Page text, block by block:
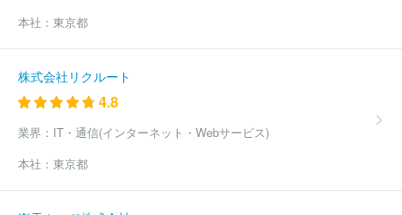
本社： 東京都
株式会社リクルート
4.8
業界： IT・通信(インターネット・Webサービス)
本社： 東京都